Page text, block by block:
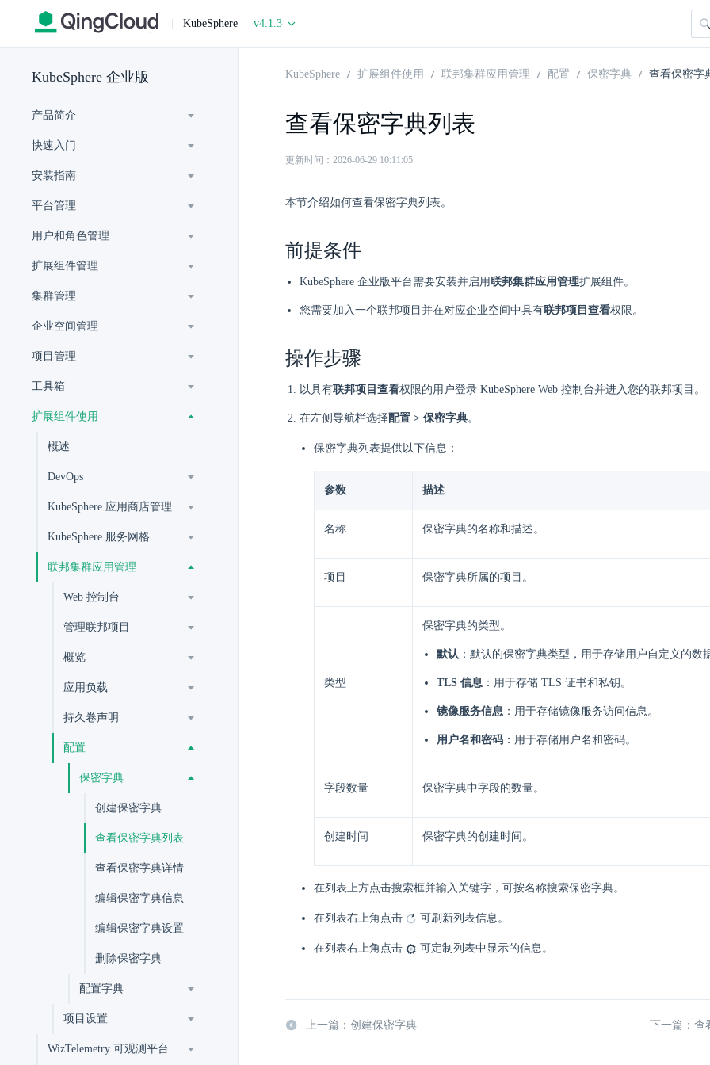
| KubeSphere v4.1.3
KubeSphere 企业版
产品简介
快速入门
安装指南
平台管理
用户和角色管理
扩展组件管理
集群管理
企业空间管理
项目管理
工具箱
扩展组件使用
概述
DevOps
KubeSphere 应用商店管理
KubeSphere 服务网格
联邦集群应用管理
Web 控制台
管理联邦项目
概览
应用负载
持久卷声明
配置
保密字典
创建保密字典
查看保密字典列表
查看保密字典详情
编辑保密字典信息
编辑保密字典设置
删除保密字典
配置字典
项目设置
WizTelemetry 可观测平台
KubeSphere 扩展组件使用 联邦集群应用管理 配置 保密字典 查看保密字
查看保密字典列表
更新时间：2026-06-29 10:11:05
本节介绍如何查看保密字典列表。
前提条件
KubeSphere 企业版平台需要安装并启用联邦集群应用管理扩展组件。
您需要加入一个联邦项目并在对应企业空间中具有联邦项目查看权限。
操作步骤
以具有联邦项目查看权限的用户登录 KubeSphere Web 控制台并进入您的联邦项目。
在左侧导航栏选择配置 > 保密字典。
保密字典列表提供以下信息：
参数 描述
名称 保密字典的名称和描述。
项目 保密字典所属的项目。
类型
保密字典的类型。
默认 ：默认的保密字典类型，用于存储用户自定义的数
TLS 信息 ：用于存储 TLS 证书和私钥。
镜像服务信息 ：用于存储镜像服务访问信息。
用户名和密码 ：用于存储用户名和密码。
字段数量 保密字典中字段的数量。
创建时间 保密字典的创建时间。
在列表上方点击搜索框并输入关键字，可按名称搜索保密字典。
在列表右上角点击 可刷新列表信息。
在列表右上角点击 可定制列表中显示的信息。
上一篇：创建保密字典 下一篇：查